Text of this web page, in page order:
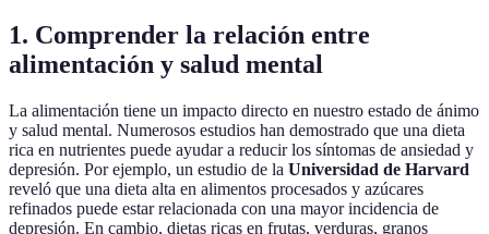
1. Comprender la relación entre
alimentación y salud mental
La alimentación tiene un impacto directo en nuestro estado de ánimo
y salud mental. Numerosos estudios han demostrado que una dieta
rica en nutrientes puede ayudar a reducir los síntomas de ansiedad y
depresión. Por ejemplo, un estudio de la Universidad de Harvard
reveló que una dieta alta en alimentos procesados y azúcares
refinados puede estar relacionada con una mayor incidencia de
depresión. En cambio, dietas ricas en frutas, verduras, granos